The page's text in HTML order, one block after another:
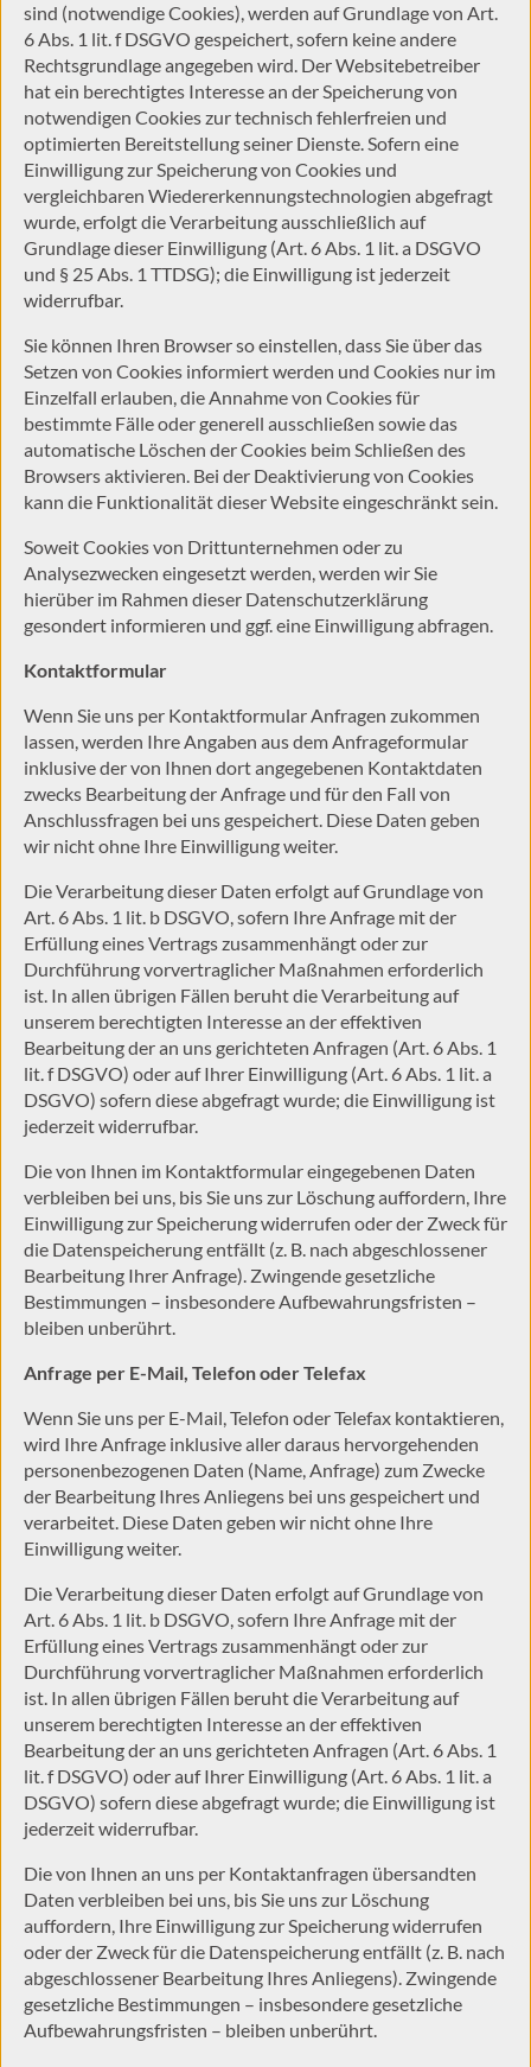
sind (notwendige Cookies), werden auf Grundlage von Art.
6 Abs. 1 lit. f DSGVO gespeichert, sofern keine andere
Rechtsgrundlage angegeben wird. Der Websitebetreiber
hat ein berechtigtes Interesse an der Speicherung von
notwendigen Cookies zur technisch fehlerfreien und
optimierten Bereitstellung seiner Dienste. Sofern eine
Einwilligung zur Speicherung von Cookies und
vergleichbaren Wiedererkennungstechnologien abgefragt
wurde, erfolgt die Verarbeitung ausschließlich auf
Grundlage dieser Einwilligung (Art. 6 Abs. 1 lit. a DSGVO
und § 25 Abs. 1 TTDSG); die Einwilligung ist jederzeit
widerrufbar.
Sie können Ihren Browser so einstellen, dass Sie über das
Setzen von Cookies informiert werden und Cookies nur im
Einzelfall erlauben, die Annahme von Cookies für
bestimmte Fälle oder generell ausschließen sowie das
automatische Löschen der Cookies beim Schließen des
Browsers aktivieren. Bei der Deaktivierung von Cookies
kann die Funktionalität dieser Website eingeschränkt sein.
Soweit Cookies von Drittunternehmen oder zu
Analysezwecken eingesetzt werden, werden wir Sie
hierüber im Rahmen dieser Datenschutzerklärung
gesondert informieren und ggf. eine Einwilligung abfragen.
Kontaktformular
Wenn Sie uns per Kontaktformular Anfragen zukommen
lassen, werden Ihre Angaben aus dem Anfrageformular
inklusive der von Ihnen dort angegebenen Kontaktdaten
zwecks Bearbeitung der Anfrage und für den Fall von
Anschlussfragen bei uns gespeichert. Diese Daten geben
wir nicht ohne Ihre Einwilligung weiter.
Die Verarbeitung dieser Daten erfolgt auf Grundlage von
Art. 6 Abs. 1 lit. b DSGVO, sofern Ihre Anfrage mit der
Erfüllung eines Vertrags zusammenhängt oder zur
Durchführung vorvertraglicher Maßnahmen erforderlich
ist. In allen übrigen Fällen beruht die Verarbeitung auf
unserem berechtigten Interesse an der effektiven
Bearbeitung der an uns gerichteten Anfragen (Art. 6 Abs. 1
lit. f DSGVO) oder auf Ihrer Einwilligung (Art. 6 Abs. 1 lit. a
DSGVO) sofern diese abgefragt wurde; die Einwilligung ist
jederzeit widerrufbar.
Die von Ihnen im Kontaktformular eingegebenen Daten
verbleiben bei uns, bis Sie uns zur Löschung auffordern, Ihre
Einwilligung zur Speicherung widerrufen oder der Zweck für
die Datenspeicherung entfällt (z. B. nach abgeschlossener
Bearbeitung Ihrer Anfrage). Zwingende gesetzliche
Bestimmungen – insbesondere Aufbewahrungsfristen –
bleiben unberührt.
Anfrage per E-Mail, Telefon oder Telefax
Wenn Sie uns per E-Mail, Telefon oder Telefax kontaktieren,
wird Ihre Anfrage inklusive aller daraus hervorgehenden
personenbezogenen Daten (Name, Anfrage) zum Zwecke
der Bearbeitung Ihres Anliegens bei uns gespeichert und
verarbeitet. Diese Daten geben wir nicht ohne Ihre
Einwilligung weiter.
Die Verarbeitung dieser Daten erfolgt auf Grundlage von
Art. 6 Abs. 1 lit. b DSGVO, sofern Ihre Anfrage mit der
Erfüllung eines Vertrags zusammenhängt oder zur
Durchführung vorvertraglicher Maßnahmen erforderlich
ist. In allen übrigen Fällen beruht die Verarbeitung auf
unserem berechtigten Interesse an der effektiven
Bearbeitung der an uns gerichteten Anfragen (Art. 6 Abs. 1
lit. f DSGVO) oder auf Ihrer Einwilligung (Art. 6 Abs. 1 lit. a
DSGVO) sofern diese abgefragt wurde; die Einwilligung ist
jederzeit widerrufbar.
Die von Ihnen an uns per Kontaktanfragen übersandten
Daten verbleiben bei uns, bis Sie uns zur Löschung
auffordern, Ihre Einwilligung zur Speicherung widerrufen
oder der Zweck für die Datenspeicherung entfällt (z. B. nach
abgeschlossener Bearbeitung Ihres Anliegens). Zwingende
gesetzliche Bestimmungen – insbesondere gesetzliche
Aufbewahrungsfristen – bleiben unberührt.